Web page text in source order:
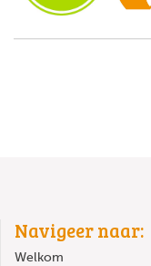
Navigeer naar:
Welkom